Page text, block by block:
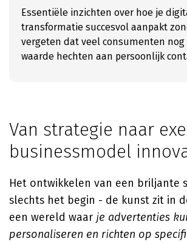
Essentiële inzichten over hoe je
transformatie succesvol aanpakt
vergeten dat veel consumenten nog
waarde hechten aan persoonlijk
Van strategie naar
businessmodel
Het ontwikkelen van een briljante
slechts het begin - de kunst zit in
een wereld waar je advertenties
personaliseren en richten op